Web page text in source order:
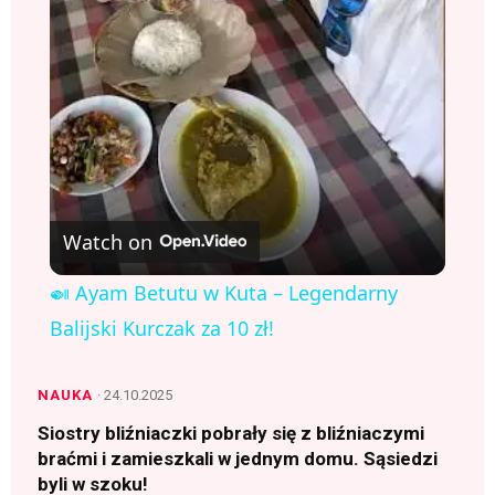
l
a
y
V
i
e
Watch on
🍛 Ayam Betutu w Kuta – Legendarny
Balijski Kurczak za 10 zł!
NAUKA · 24.10.2025
Siostry bliźniaczki pobrały się z bliźniaczymi
braćmi i zamieszkali w jednym domu. Sąsiedzi
byli w szoku!